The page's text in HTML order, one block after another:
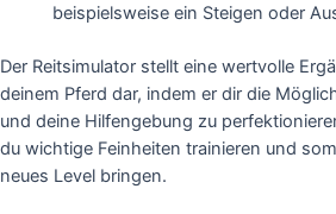
beispielsweise ein Steigen oder
Der Reitsimulator stellt eine wertvolle
deinem Pferd dar, indem er dir die
und deine Hilfengebung zu
du wichtige Feinheiten trainieren und
neues Level bringen.